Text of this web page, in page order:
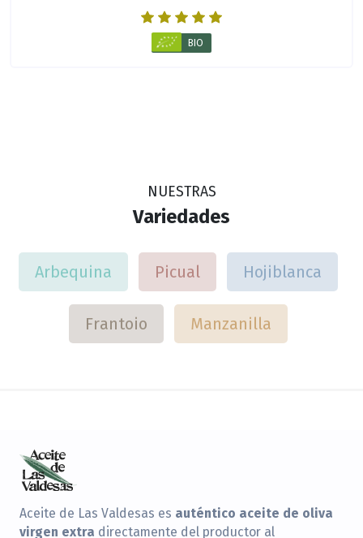
BIO
NUESTRAS
Variedades
Arbequina Picual Hojiblanca
Frantoio Manzanilla
Aceite de Las Valdesas es auténtico aceite de oliva
virgen extra directamente del productor al